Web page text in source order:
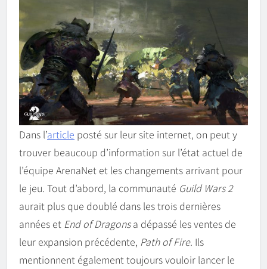
Dans l’article posté sur leur site internet, on peut y
trouver beaucoup d’information sur l’état actuel de
l’équipe ArenaNet et les changements arrivant pour
le jeu. Tout d’abord, la communauté Guild Wars 2
aurait plus que doublé dans les trois dernières
années et End of Dragonsa dépassé les ventes de
leur expansion précédente, Path of Fire. Ils
mentionnent également toujours vouloir lancer le